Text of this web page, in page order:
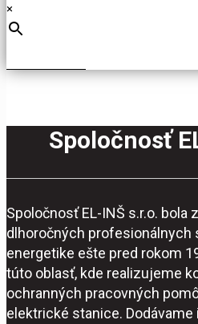
×
Spoločnosť
Spoločnosť EL-INŠ s.r.o. bola
dlhoročných profesionálnych
energetike ešte pred rokom
túto oblasť, kde realizujeme
ochranných pracovných
elektrické stanice. Dodávame